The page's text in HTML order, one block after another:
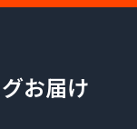
お届け